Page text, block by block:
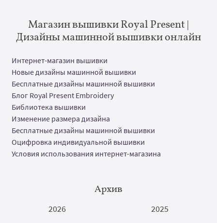
Магазин вышивки Royal Present |
Дизайны машинной вышивки онлайн
Интернет-магазин вышивки
Новые дизайны машинной вышивки
Бесплатные дизайны машинной вышивки
Блог Royal Present Embroidery
Библиотека вышивки
Изменение размера дизайна
Бесплатные дизайны машинной вышивки
Оцифровка индивидуальной вышивки
Условия использования интернет-магазина
Архив
2026
2025